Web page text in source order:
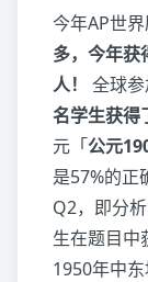
今年AP世
多，今年获
人！
全球参
名学生获得
元「公元
是57%的正
Q2，即分
生在题目中
1950年中